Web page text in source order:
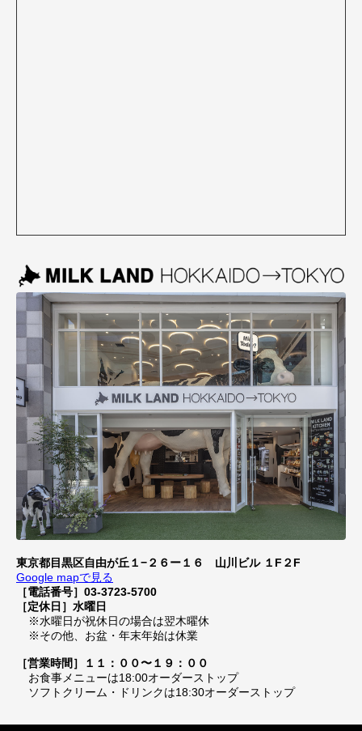
東京都目黒区自由が丘１−２６ー１６ 山川ビル １F２F
Google mapで見る
［電話番号］03-3723-5700
［定休日］水曜日
※水曜日が祝休日の場合は翌木曜休
※その他、お盆・年末年始は休業
［営業時間］１１：００〜１９：００
お食事メニューは18:00オーダーストップ
ソフトクリーム・ドリンクは18:30オーダーストップ